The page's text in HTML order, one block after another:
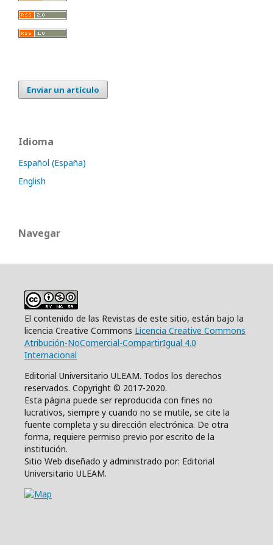
Enviar un artículo
Idioma
Español (España)
English
Navegar
El contenido de las Revistas de este sitio, están bajo la
licencia Creative Commons Licencia Creative Commons
Atribución-NoComercial-CompartirIgual 4.0
Internacional
Editorial Universitario ULEAM. Todos los derechos
reservados. Copyright © 2017-2020.
Esta página puede ser reproducida con fines no
lucrativos, siempre y cuando no se mutile, se cite la
fuente completa y su dirección electrónica. De otra
forma, requiere permiso previo por escrito de la
institución.
Sitio Web diseñado y administrado por: Editorial
Universitario ULEAM.